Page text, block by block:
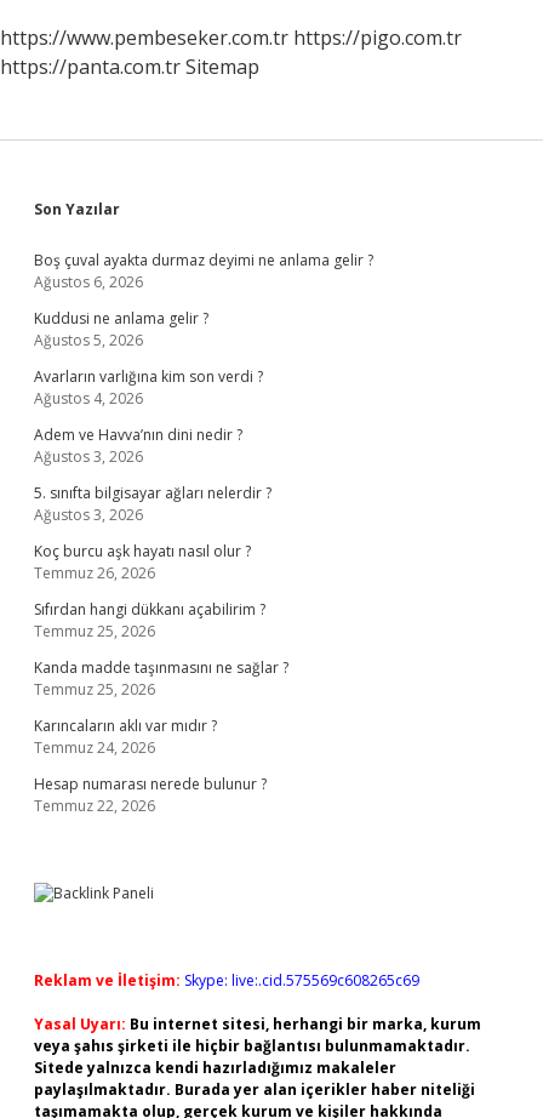
https://www.pembeseker.com.tr https://pigo.com.tr
https://panta.com.trSitemap
Sidebar
Son Yazılar
Boş çuval ayakta durmaz deyimi ne anlama gelir ?
Ağustos 6, 2026
Kuddusi ne anlama gelir ?
Ağustos 5, 2026
Avarların varlığına kim son verdi ?
Ağustos 4, 2026
Adem ve Havva’nın dini nedir ?
Ağustos 3, 2026
5. sınıfta bilgisayar ağları nelerdir ?
Ağustos 3, 2026
Koç burcu aşk hayatı nasıl olur ?
Temmuz 26, 2026
Sıfırdan hangi dükkanı açabilirim ?
Temmuz 25, 2026
Kanda madde taşınmasını ne sağlar ?
Temmuz 25, 2026
Karıncaların aklı var mıdır ?
Temmuz 24, 2026
Hesap numarası nerede bulunur ?
Temmuz 22, 2026
Reklam ve İletişim: Skype: live:.cid.575569c608265c69
Yasal Uyarı: Bu internet sitesi, herhangi bir marka, kurum
veya şahıs şirketi ile hiçbir bağlantısı bulunmamaktadır.
Sitede yalnızca kendi hazırladığımız makaleler
paylaşılmaktadır. Burada yer alan içerikler haber niteliği
taşımamakta olup, gerçek kurum ve kişiler hakkında